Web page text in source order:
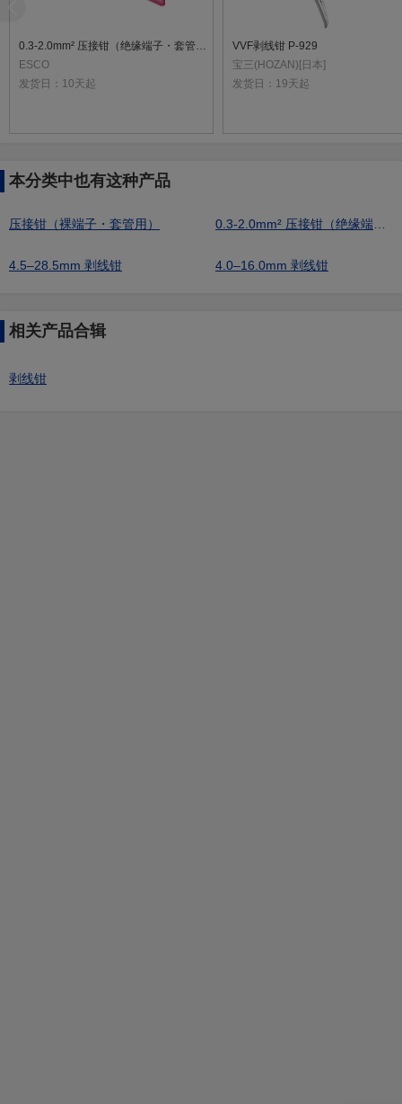
0.3-2.0mm² 压接钳（绝缘端子・套管用）
ESCO
发货日： 10天起
VVF剥线钳 P-929
宝三(HOZAN)[日本]
发货日： 19天起
本分类中也有这种产品
压接钳（裸端子・套管用）
4.5–28.5mm 剥线钳 4.0–16.0mm 剥线钳
相关产品合辑
剥线钳